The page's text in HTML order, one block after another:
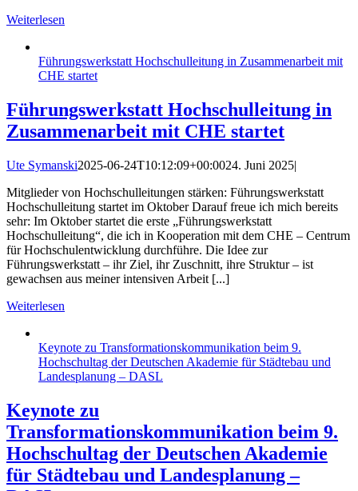
Weiterlesen
Führungswerkstatt Hochschulleitung in Zusammenarbeit mit
CHE startet
Führungswerkstatt Hochschulleitung in
Zusammenarbeit mit CHE startet
Ute Symanski2025-06-24T10:12:09+00:0024. Juni 2025|
Mitglieder von Hochschulleitungen stärken: Führungswerkstatt
Hochschulleitung startet im Oktober Darauf freue ich mich bereits
sehr: Im Oktober startet die erste „Führungswerkstatt
Hochschulleitung“, die ich in Kooperation mit dem ‌CHE – Centrum
für Hochschulentwicklung durchführe. Die Idee zur
Führungswerkstatt – ihr Ziel, ihr Zuschnitt, ihre Struktur – ist
gewachsen aus meiner intensiven Arbeit [...]
Weiterlesen
Keynote zu Transformationskommunikation beim 9.
Hochschultag der Deutschen Akademie für Städtebau und
Landesplanung – DASL
Keynote zu
Transformationskommunikation beim 9.
Hochschultag der Deutschen Akademie
für Städtebau und Landesplanung –